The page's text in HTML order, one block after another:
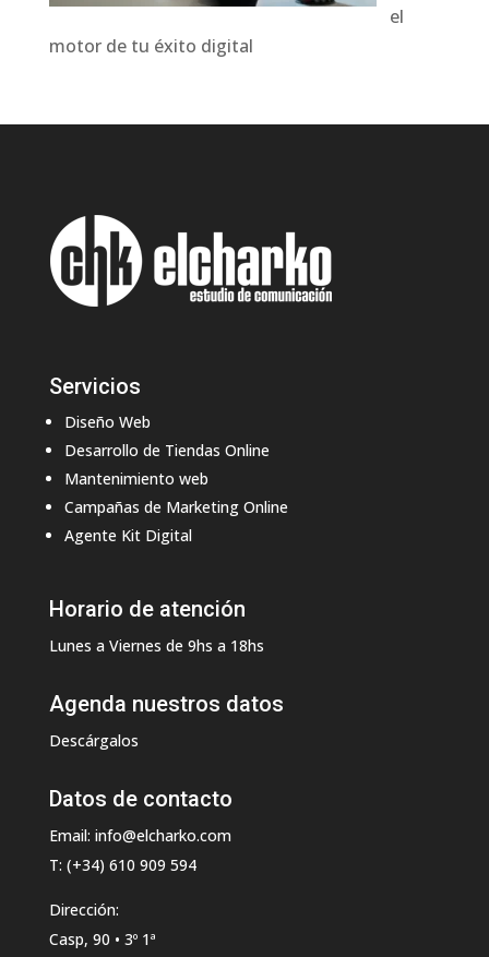
el
motor de tu éxito digital
Servicios
Diseño Web
Desarrollo de Tiendas Online
Mantenimiento web
Campañas de Marketing Online
Agente Kit Digital
Horario de atención
Lunes a Viernes de 9hs a 18hs
Agenda nuestros datos
Descárgalos
Datos de contacto
Email: info@elcharko.com
T: (+34) 610 909 594
Dirección:
Casp, 90 • 3º 1ª